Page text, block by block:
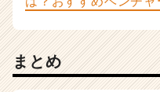
まとめ